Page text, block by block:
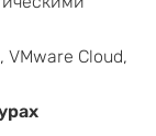
VMware Cloud,